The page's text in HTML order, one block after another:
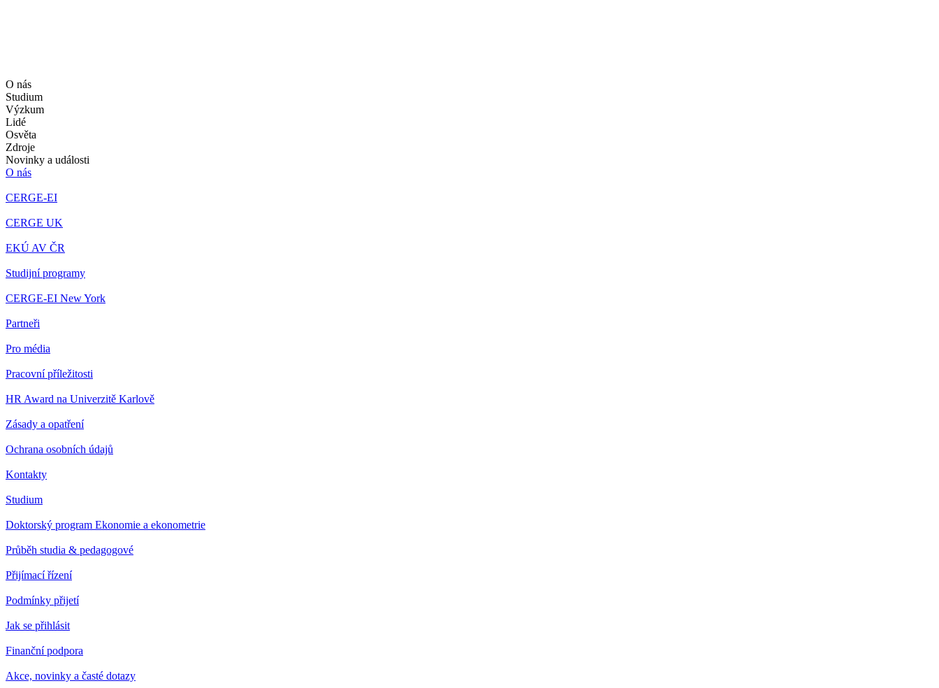
O nás
Studium
Výzkum
Lidé
Osvěta
Zdroje
Novinky a události
O nás
CERGE-EI
CERGE UK
EKÚ AV ČR
Studijní programy
CERGE-EI New York
Partneři
Pro média
Pracovní příležitosti
HR Award na Univerzitě Karlově
Zásady a opatření
Ochrana osobních údajů
Kontakty
Studium
Doktorský program Ekonomie a ekonometrie
Průběh studia & pedagogové
Přijímací řízení
Podmínky přijetí
Jak se přihlásit
Finanční podpora
Akce, novinky a časté dotazy